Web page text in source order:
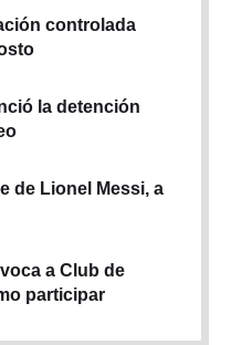
controlada
la detención
de Lionel Messi, a
a Club de
participar